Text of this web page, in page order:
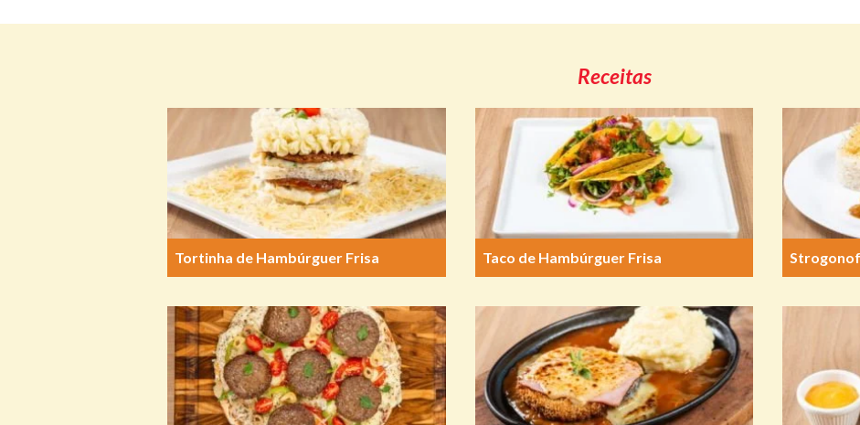
Receitas
Tortinha de Hambúrguer Frisa Taco de Hambúrguer Frisa